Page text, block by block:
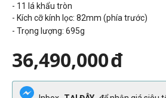
- 11 lá khẩu tròn
- Kích cỡ kính lọc: 82mm (phía trước)
- Trọng lượng: 695g
36,490,000đ